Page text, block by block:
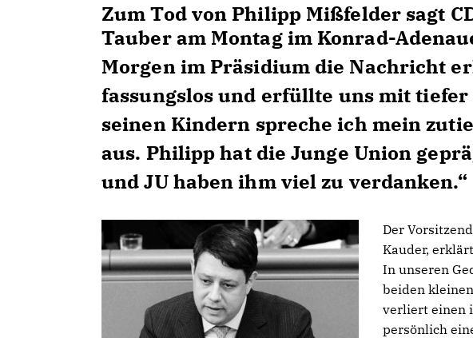
Zum Tod von Philipp Mißfelder sagt
Tauber am Montag im Konrad-
Morgen im Präsidium die Nachricht
fassungslos und erfüllte uns mit
seinen Kindern spreche ich mein
aus. Philipp hat die Junge Union
und JU haben ihm viel zu verdanken.“
Der
Kauder,
In unseren
beiden
verliert einen
persönlich